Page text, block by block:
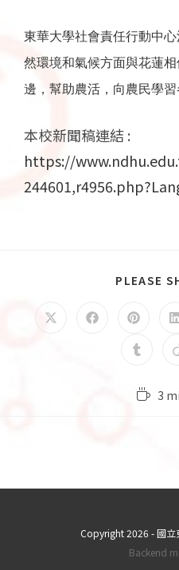
東華大學社會責任行動中心
然環境和氣候方面與花蓮相
邊，幫助農活，向農民學習
本校新聞稿連結 :
https://
PLEASE
3
Copyright 2026 - 國立
Backend